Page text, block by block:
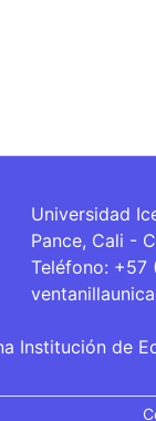
Universidad
Pance, Cali -
Teléfono:
Institución de